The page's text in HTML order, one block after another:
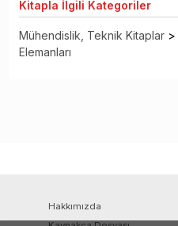
Kitapla İlgili Kategoriler
Mühendislik, Teknik Kitaplar >
Elemanları
Hakkımızda